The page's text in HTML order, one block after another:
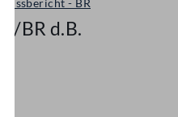
- BR
BR d.B.